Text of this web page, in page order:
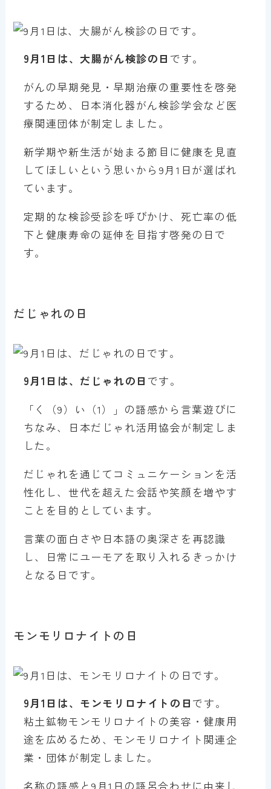
9月1日は、大腸がん検診の日 です。
がんの早期発見・早期治療の重要性を啓発
するため、日本消化器がん検診学会など医
療関連団体が制定しました。
新学期や新生活が始まる節目に健康を見直
してほしいという思いから9月1日が選ばれ
ています。
定期的な検診受診を呼びかけ、死亡率の低
下と健康寿命の延伸を目指す啓発の日で
す。
だじゃれの日
9月1日は、だじゃれの日 です。
「く（9）い（1）」の語感から言葉遊びに
ちなみ、日本だじゃれ活用協会が制定しま
した。
だじゃれを通じてコミュニケーションを活
性化し、世代を超えた会話や笑顔を増やす
ことを目的としています。
言葉の面白さや日本語の奥深さを再認識
し、日常にユーモアを取り入れるきっかけ
となる日です。
モンモリロナイトの日
9月1日は、モンモリロナイトの日 です。
粘土鉱物モンモリロナイトの美容・健康用
途を広めるため、モンモリロナイト関連企
業・団体が制定しました。
名称の語感と9月1日の語呂合わせに由来し